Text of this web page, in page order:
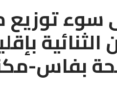
توزيع
بفاس-